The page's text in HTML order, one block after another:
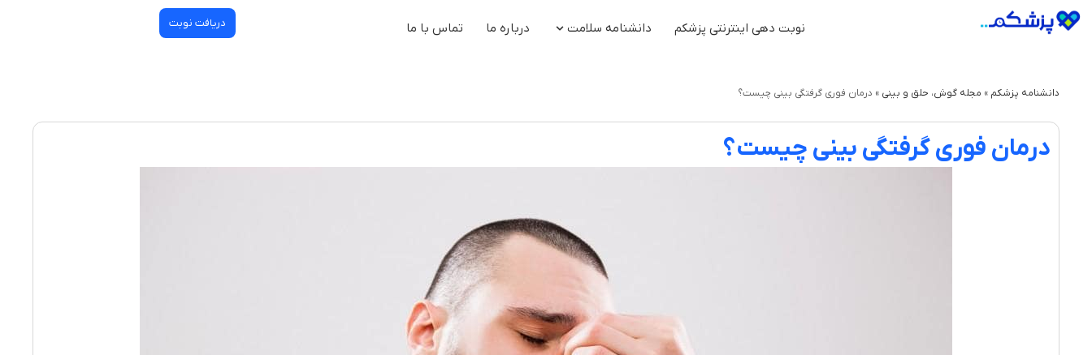
نوبت دهی اینترنتی پزشکم دانشنامه سلامت درباره ما تماس با ما دریافت نوبت
دانشنامه پزشکم » مجله گوش، حلق و بینی » درمان فوری گرفتگی بینی چیست؟
درمان فوری گرفتگی بینی چیست؟